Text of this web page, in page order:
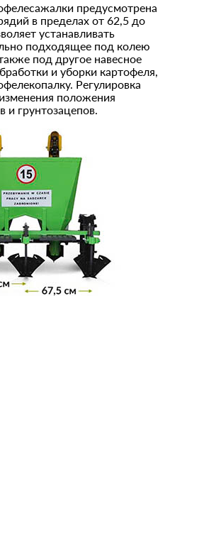
предусмотрена
в пределах от 62,5 до
устанавливать
подходящее под колею
под другое навесное
и уборки картофеля,
Регулировка
положения
и грунтозацепов.